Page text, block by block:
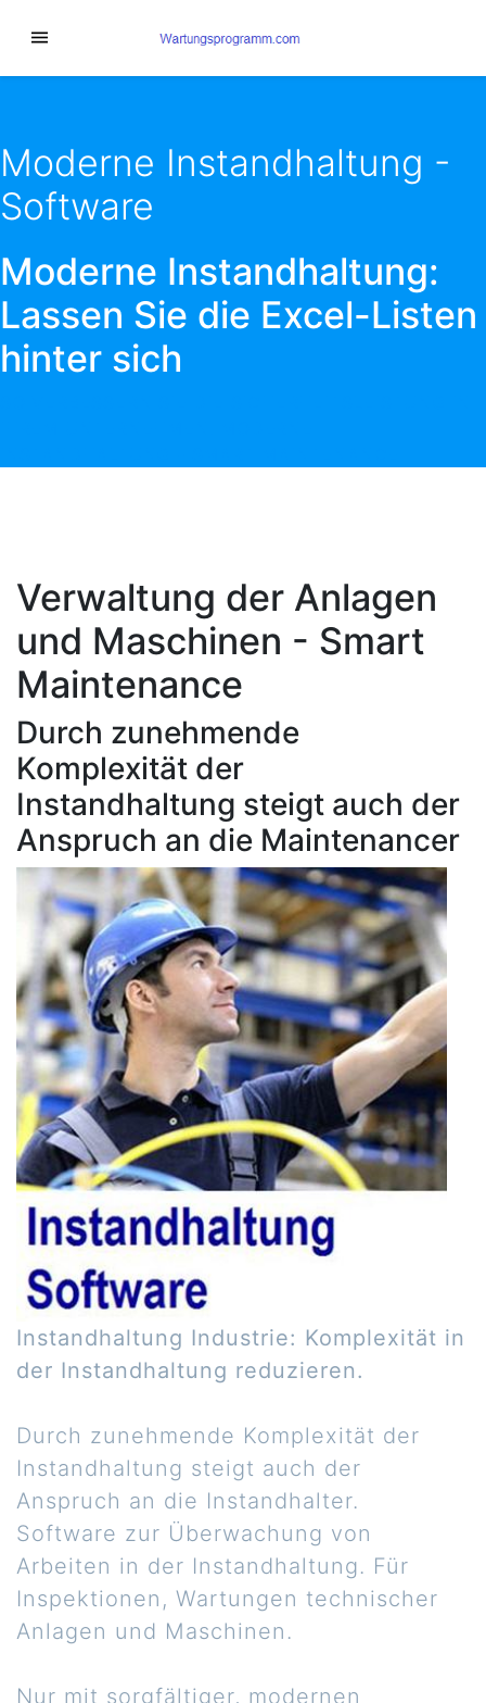
Moderne Instandhaltung -
Software
Moderne Instandhaltung:
Lassen Sie die Excel-Listen
hinter sich
Verwaltung der Anlagen
und Maschinen - Smart
Maintenance
Durch zunehmende
Komplexität der
Instandhaltung steigt auch der
Anspruch an die Maintenancer
Instandhaltung Industrie: Komplexität in
der Instandhaltung reduzieren.
Durch zunehmende Komplexität der
Instandhaltung steigt auch der
Anspruch an die Instandhalter.
Software zur Überwachung von
Arbeiten in der Instandhaltung. Für
Inspektionen, Wartungen technischer
Anlagen und Maschinen.
Nur mit sorgfältiger, modernen